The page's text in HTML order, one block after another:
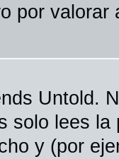
por valorar
Untold.
solo lees
y (por